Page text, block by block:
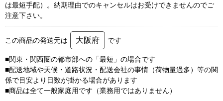
は最短手配）。納期理由でのキャンセルはお受けできませんのでご
注意下さい。
この商品の発送元は 大阪府 です
■関東・関西圏の都市部への「最短」の場合です
■配送地域や天候・道路状況・配送会社の事情（荷物量過多）等の関
係で目安より日数が掛かる場合があります
■商品は全て一般家庭用です（業務用ではありません）